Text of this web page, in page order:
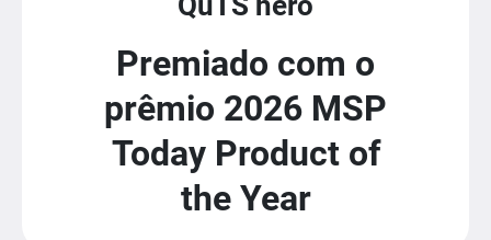
Premiado com o
prêmio 2026 MSP
Today Product of
the Year